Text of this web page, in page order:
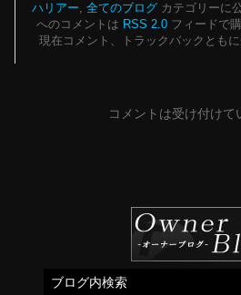
ハリアー, 全てのブログカテゴリーに
へのコメントは RSS 2.0 フィードで
現在コメント、トラックバックともに
コメントは受け付けて
ブログ内検索